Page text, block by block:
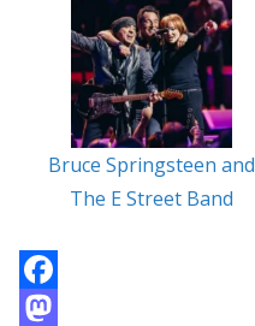
Bruce Springsteen and
The E Street Band
F